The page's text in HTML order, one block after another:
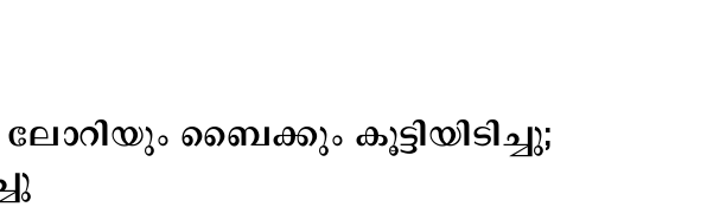
ബൈക്കും കൂട്ടിയിടിച്ചു;